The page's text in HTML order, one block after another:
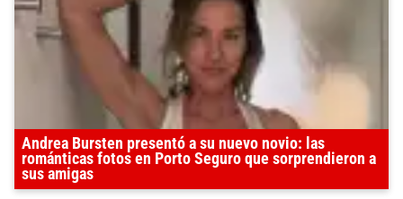
Andrea Bursten presentó a su nuevo novio: las
románticas fotos en Porto Seguro que sorprendieron a
sus amigas